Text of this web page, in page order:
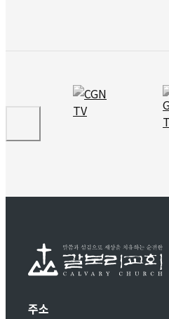
주소